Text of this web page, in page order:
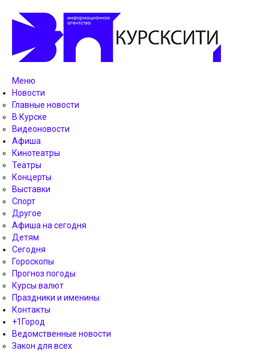
Меню
Новости
Главные новости
В Курске
Видеоновости
Афиша
Кинотеатры
Театры
Концерты
Выставки
Спорт
Другое
Афиша на сегодня
Детям
Сегодня
Гороскопы
Прогноз погоды
Курсы валют
Праздники и именины
Контакты
+1Город
Ведомственные новости
Закон для всех